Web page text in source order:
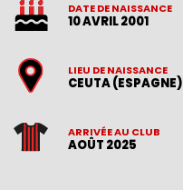
DATE DE NAISSANCE
10 AVRIL 2001
LIEU DE NAISSANCE
CEUTA (ESPAGNE)
ARRIVÉE AU CLUB
AOÛT 2025